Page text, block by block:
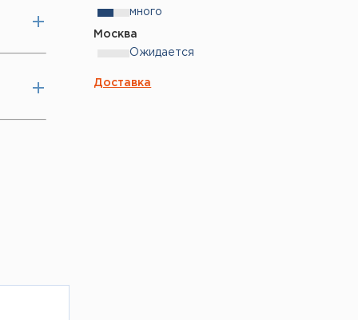
много
Москва
Ожидается
Доставка